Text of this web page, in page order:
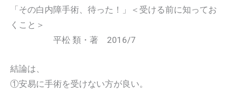
「その白内障手術、待った！」＜受ける前に知ってお
くこと＞
平松 類・著 2016/7
結論は、
①安易に手術を受けない方が良い。